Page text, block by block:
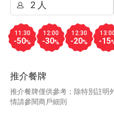
11:30
-50%
12:00
-30%
12:30
-20% -15
推介餐牌
推介餐牌僅供參考；除特別註明
情請參閱商戶細則